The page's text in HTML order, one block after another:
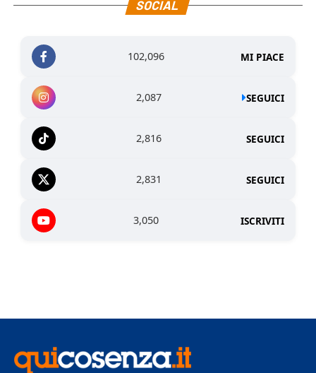
SOCIAL
102,096 MI PIACE
2,087 SEGUICI
2,816 SEGUICI
2,831 SEGUICI
3,050 ISCRIVITI